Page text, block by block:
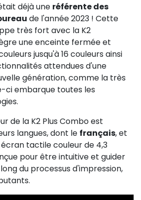
déjà une référente des
de l'année 2023 ! Cette
très fort avec la K2
une enceinte fermée et
jusqu'à 16 couleurs ainsi
attendues d'une
génération, comme la très
ci embarque toutes les
de la K2 Plus Combo est
langues, dont le français, et
tactile couleur de 4,3
pour être intuitive et guider
du processus d'impression,